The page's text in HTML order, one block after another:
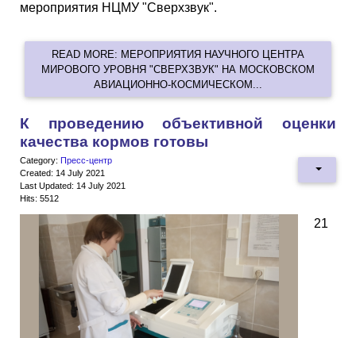
мероприятия НЦМУ "Сверхзвук".
READ MORE: МЕРОПРИЯТИЯ НАУЧНОГО ЦЕНТРА
МИРОВОГО УРОВНЯ "СВЕРХЗВУК" НА МОСКОВСКОМ
АВИАЦИОННО-КОСМИЧЕСКОМ...
К проведению объективной оценки
качества кормов готовы
Category: Пресс-центр
Created: 14 July 2021
Last Updated: 14 July 2021
Hits: 5512
21